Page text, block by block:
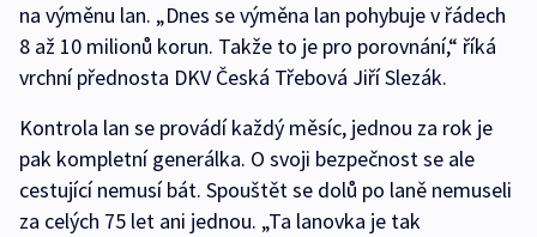
na výměnu lan. „Dnes se výměna lan pohybuje v řádech
8 až 10 milionů korun. Takže to je pro porovnání,“ říká
vrchní přednosta DKV Česká Třebová Jiří Slezák.
Kontrola lan se provádí každý měsíc, jednou za rok je
pak kompletní generálka. O svoji bezpečnost se ale
cestující nemusí bát. Spouštět se dolů po laně nemuseli
za celých 75 let ani jednou. „Ta lanovka je tak